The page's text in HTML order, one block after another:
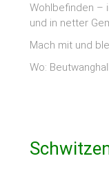
Wohlbefinden –
und in netter
Mach mit und
Wo: